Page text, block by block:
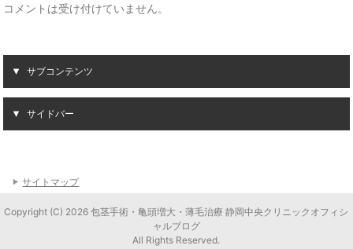
コメントは受け付けていません。
サブコンテンツ
サイドバー
サイトマップ
Copyright (C) 2026 包茎手術・亀頭増大・薄毛治療 静岡中央クリニックオフィシ
ャルブログ
All Rights Reserved.